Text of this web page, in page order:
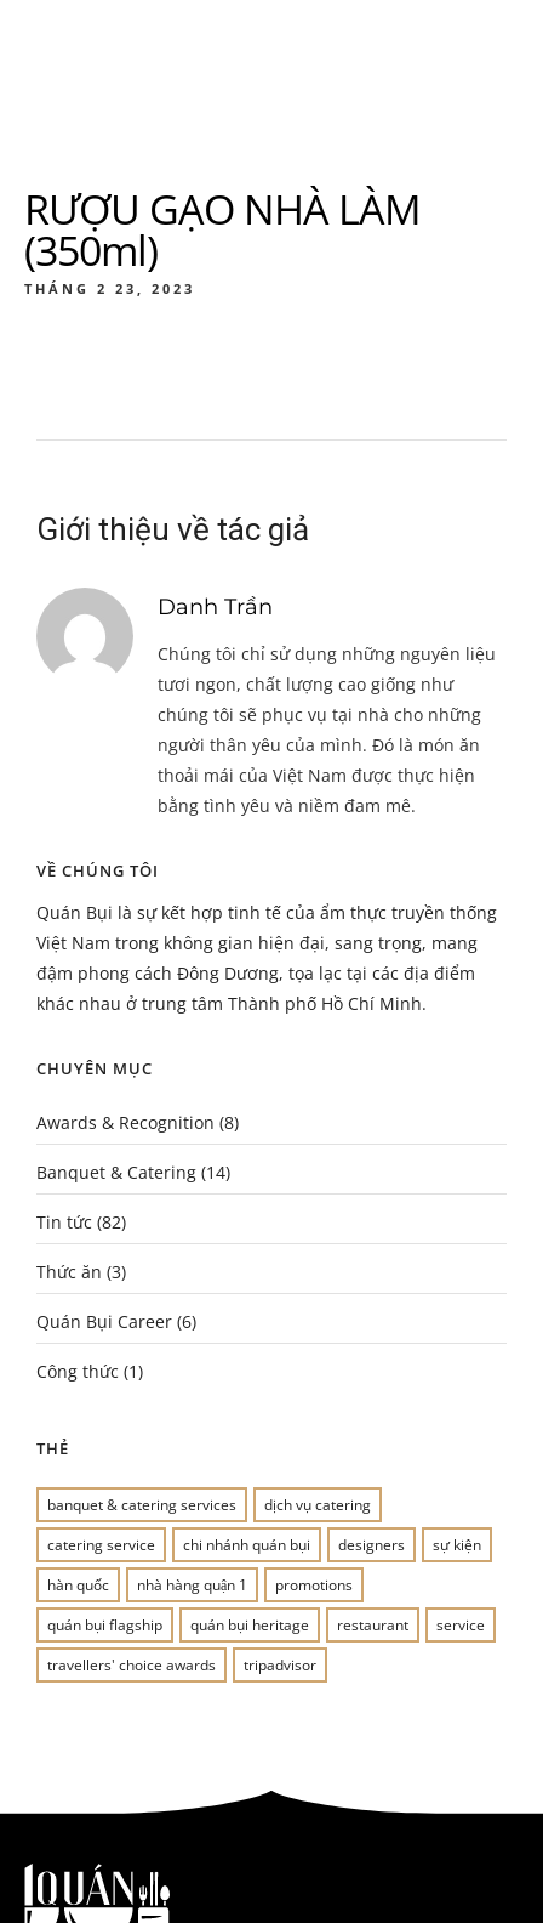
RƯỢU GẠO NHÀ LÀM
(350ml)
THÁNG 2 23, 2023
Giới thiệu về tác giả
Danh Trần
Chúng tôi chỉ sử dụng những nguyên liệu
tươi ngon, chất lượng cao giống như
chúng tôi sẽ phục vụ tại nhà cho những
người thân yêu của mình. Đó là món ăn
thoải mái của Việt Nam được thực hiện
bằng tình yêu và niềm đam mê.
VỀ CHÚNG TÔI
Quán Bụi là sự kết hợp tinh tế của ẩm thực truyền thống
Việt Nam trong không gian hiện đại, sang trọng, mang
đậm phong cách Đông Dương, tọa lạc tại các địa điểm
khác nhau ở trung tâm Thành phố Hồ Chí Minh.
CHUYÊN MỤC
Awards & Recognition (8)
Banquet & Catering (14)
Tin tức (82)
Thức ăn (3)
Quán Bụi Career (6)
Công thức (1)
THẺ
banquet & catering services
dịch vụ catering
catering service
chi nhánh quán bụi designers
sự kiện
hàn quốc
nhà hàng quận 1
promotions
quán bụi flagship
quán bụi heritage restaurant
service
travellers' choice awards
tripadvisor